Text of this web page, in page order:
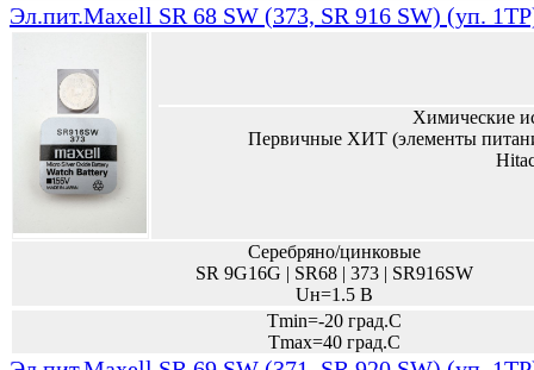
Эл.пит.Maxell SR 68 SW (373, SR 916 SW) (уп.
Химические
Первичные ХИТ (элементы
Серебряно/цинковые
SR 9G16G | SR68 | 373 | SR916SW
Uн=1.5 В
Tmin=-20 град.С
Tmax=40 град.С